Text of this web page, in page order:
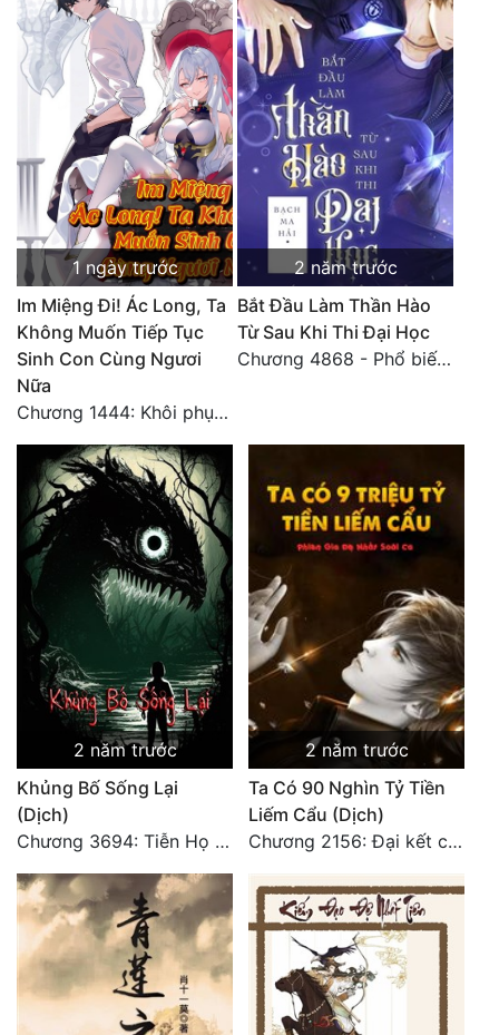
Tính Cách Nhân Vật :
Cơ Trí
Sát Phạt Quyết Đoán
Điềm Đạm
1 ngày trước
Im Miệng Đi! Ác Long, Ta
Không Muốn Tiếp Tục
Sinh Con Cùng Ngươi
Nữa
Chương 1444: Khôi phục quỹ đạo
2 năm trước
Bắt Đầu Làm Thần Hào
Từ Sau Khi Thi Đại Học
Chương 4868 - Phổ biến Hạ Quốc tệ!
2 năm trước
Khủng Bố Sống Lại
(Dịch)
Chương 3694: Tiễn Họ Đoạn Đường Cuối - Hoàn
2 năm trước
Ta Có 90 Nghìn Tỷ Tiền
Liếm Cẩu (Dịch)
Chương 2156: Đại kết cục!!!